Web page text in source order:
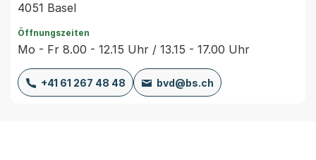
4051 Basel
Öffnungszeiten
Mo - Fr 8.00 - 12.15 Uhr / 13.15 - 17.00 Uhr
+41 61 267 48 48 bvd@bs.ch